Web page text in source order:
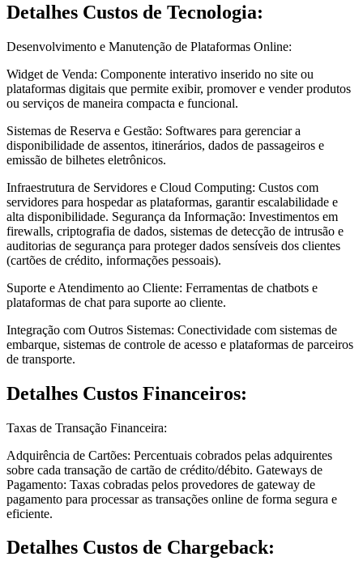
Detalhes Custos de Tecnologia:
Desenvolvimento e Manutenção de Plataformas Online:
Widget de Venda: Componente interativo inserido no site ou
plataformas digitais que permite exibir, promover e vender produtos
ou serviços de maneira compacta e funcional.
Sistemas de Reserva e Gestão: Softwares para gerenciar a
disponibilidade de assentos, itinerários, dados de passageiros e
emissão de bilhetes eletrônicos.
Infraestrutura de Servidores e Cloud Computing: Custos com
servidores para hospedar as plataformas, garantir escalabilidade e
alta disponibilidade. Segurança da Informação: Investimentos em
firewalls, criptografia de dados, sistemas de detecção de intrusão e
auditorias de segurança para proteger dados sensíveis dos clientes
(cartões de crédito, informações pessoais).
Suporte e Atendimento ao Cliente: Ferramentas de chatbots e
plataformas de chat para suporte ao cliente.
Integração com Outros Sistemas: Conectividade com sistemas de
embarque, sistemas de controle de acesso e plataformas de parceiros
de transporte.
Detalhes Custos Financeiros:
Taxas de Transação Financeira:
Adquirência de Cartões: Percentuais cobrados pelas adquirentes
sobre cada transação de cartão de crédito/débito. Gateways de
Pagamento: Taxas cobradas pelos provedores de gateway de
pagamento para processar as transações online de forma segura e
eficiente.
Detalhes Custos de Chargeback: